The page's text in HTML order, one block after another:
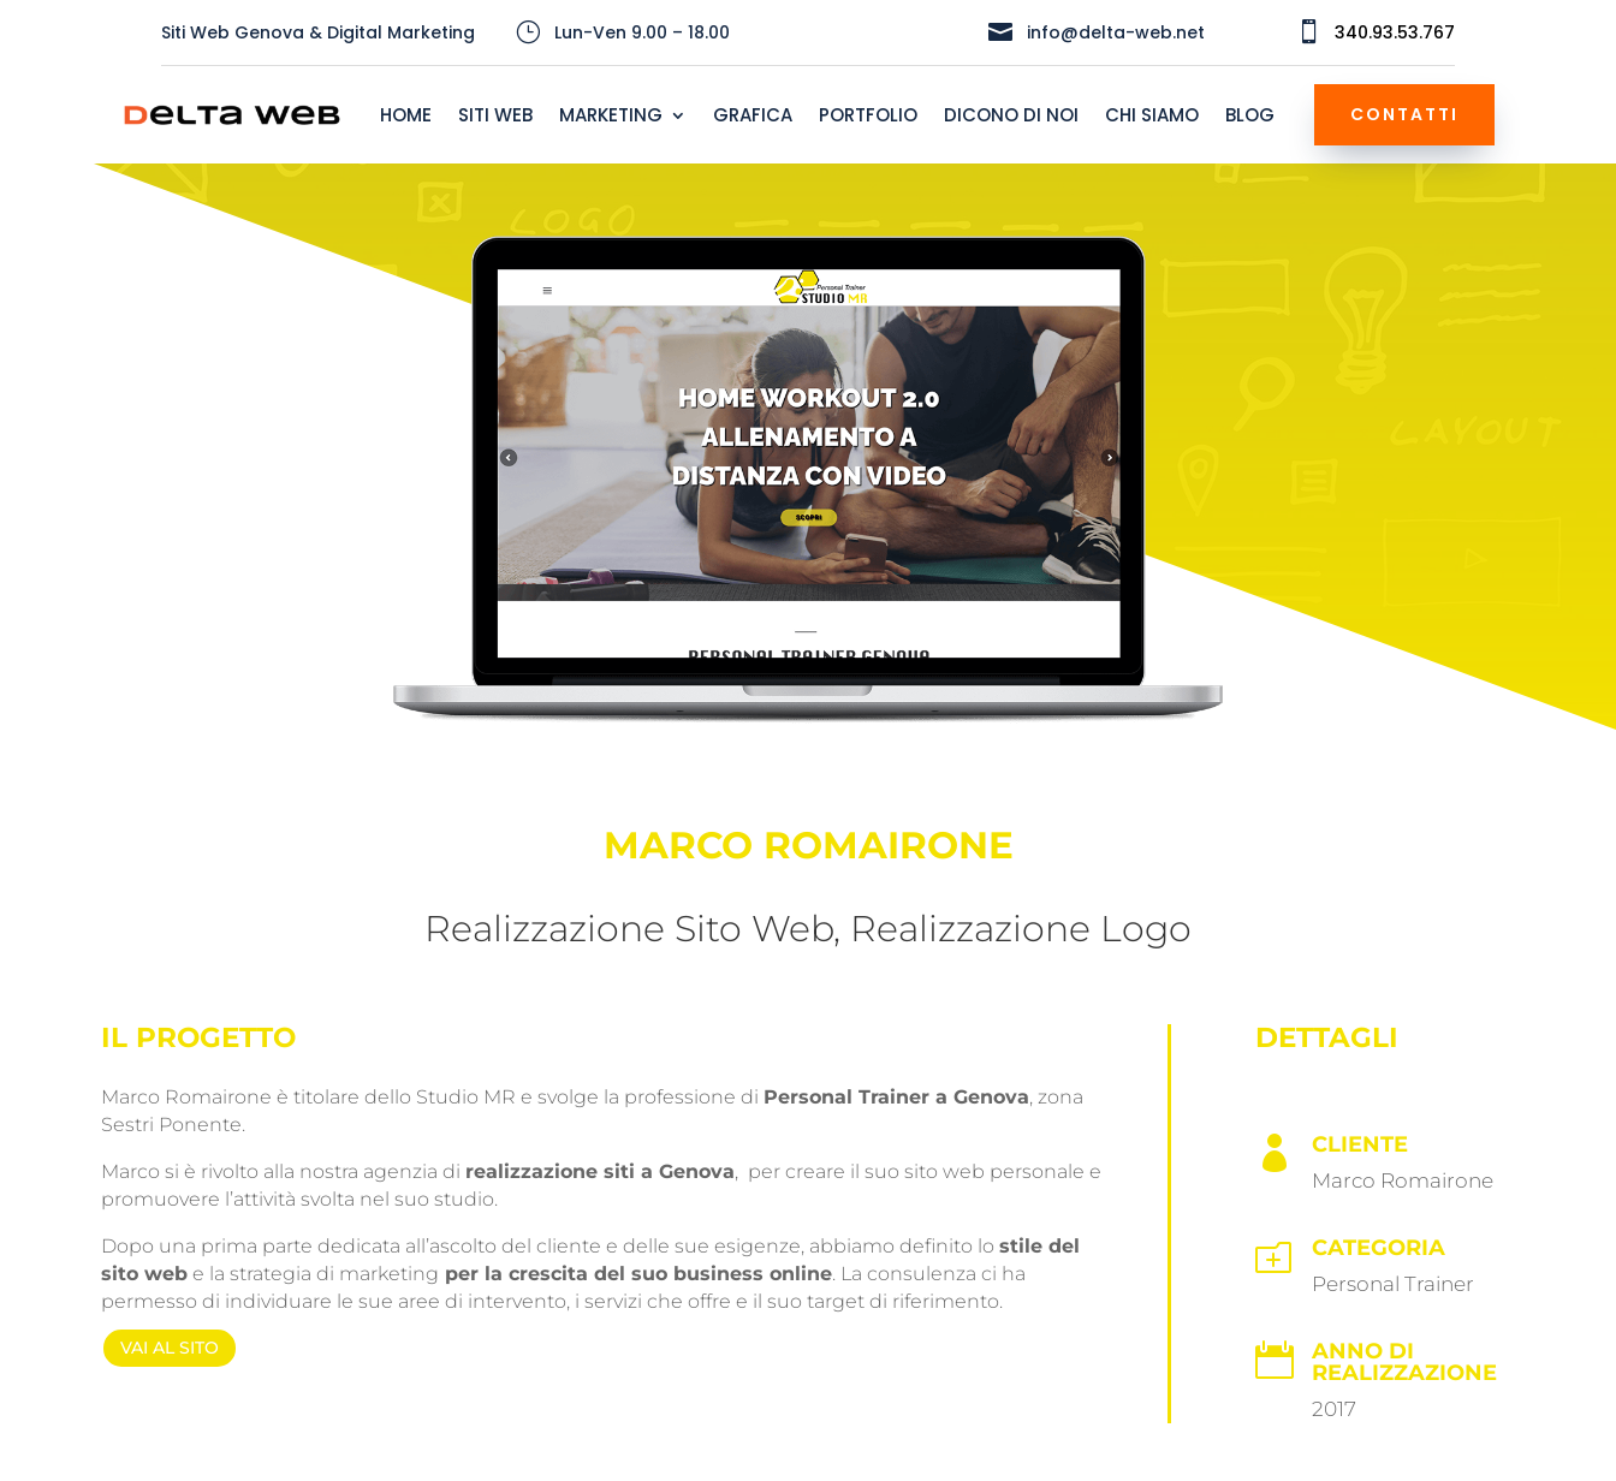
HOME SITI WEB MARKETING GRAFICA PORTFOLIO DICONO DI NOI CHI SIAMO BLOG CONTATTI
Siti Web Genova & Digital Marketing } Lun-Ven 9.00 – 18.00  info@delta-web.net  340.93.53.767
MARCO ROMAIRONE
Realizzazione Sito Web, Realizzazione Logo
IL PROGETTO
Marco Romairone è titolare dello Studio MR e svolge la professione di Personal Trainer a Genova, zona
Sestri Ponente.
Marco si è rivolto alla nostra agenzia di realizzazione siti a Genova, per creare il suo sito web personale e
promuovere l’attività svolta nel suo studio.
Dopo una prima parte dedicata all’ascolto del cliente e delle sue esigenze, abbiamo definito lo stile del
sito web e la strategia di marketing per la crescita del suo business online. La consulenza ci ha
permesso di individuare le sue aree di intervento, i servizi che offre e il suo target di riferimento.
VAI AL SITO
DETTAGLI
 CLIENTE
Marco Romairone
o CATEGORIA
Personal Trainer

ANNO DI
REALIZZAZIONE
2017